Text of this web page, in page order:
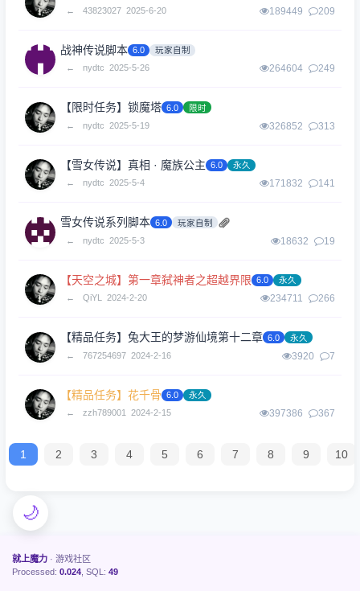
←
43823027 2025-6-20 189449 209
战神传说脚本 6.0
玩家自制
←
nydtc 2025-5-26 264604 249
【限时任务】锁魔塔 6.0
限时
←
nydtc 2025-5-19 326852 313
【雪女传说】真相 · 魔族公主 6.0
永久
←
nydtc 2025-5-4 171832 141
雪女传说系列脚本 6.0
玩家自制
←
nydtc 2025-5-3 18632 19
【天空之城】第一章弑神者之超越界限 6.0
永久
←
QiYL 2024-2-20 234711 266
【精品任务】兔大王的梦游仙境第十二章 6.0
永久
←
767254697 2024-2-16 3920 7
【精品任务】花千骨 6.0
永久
←
zzh789001 2024-2-15 397386 367
1 2 3 4 5 6 7 8 9 10
就上魔力 · 游戏社区
Processed: 0.024, SQL: 49
🌙